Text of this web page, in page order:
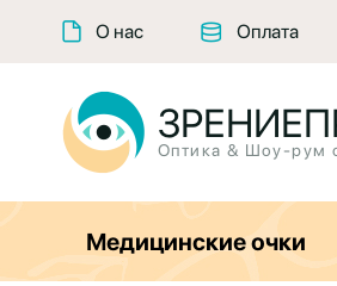
О нас Оплата
Оптика & Шоу-рум
Медицинские очки